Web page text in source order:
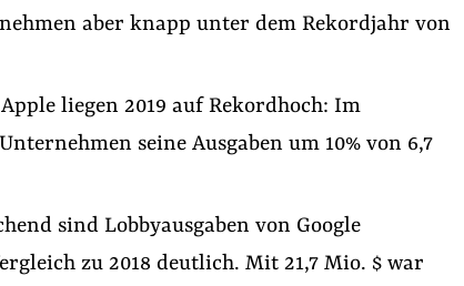
aber knapp unter dem Rekordjahr von
liegen 2019 auf Rekordhoch: Im
seine Ausgaben um 10% von 6,7
sind Lobbyausgaben von Google
zu 2018 deutlich. Mit 21,7 Mio. $ war